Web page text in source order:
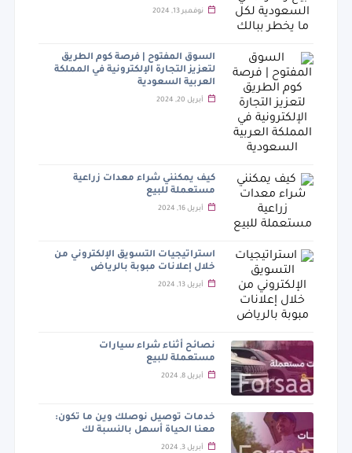
نوفمبر 13, 2024
السوق المفتوح | فرصة كوم الطريق
لتعزيز التجارة الإلكترونية في المملكة
العربية السعودية
أبريل 20, 2024
كيف يمكنني شراء معدات زراعية
مستعملة للبيع
أبريل 16, 2024
استراتيجيات التسويق الإلكتروني من
خلال إعلانات مبوبة بالرياض
أبريل 13, 2024
نصائح أثناء شراء سيارات
مستعملة للبيع
أبريل 8, 2024
خدمات توصيل نوصلك وين ما تكون:
معنا الحياة أسهل بالنسبة لك
أبريل 3, 2024